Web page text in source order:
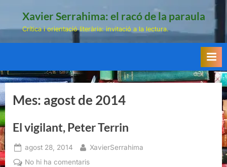
Xavier Serrahima: el racó de la paraula
Crítica i orientació literària: invitació a la lectura.
Mes: agost de 2014
El vigilant, Peter Terrin
Posted
on
agost 28, 2014 By
XavierSerrahima
No hi ha comentarisa